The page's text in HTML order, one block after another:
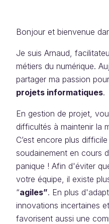
Bonjour et bienvenue
Je suis Arnaud,
métiers du numérique.
partager ma passion pour
projets informatiques.
En gestion de projet,
difficultés à maintenir la
C’est encore plus
soudainement en cours
panique ! Afin d'éviter
votre équipe, il existe
“agiles”. En plus
innovations incertaines
favorisent aussi une